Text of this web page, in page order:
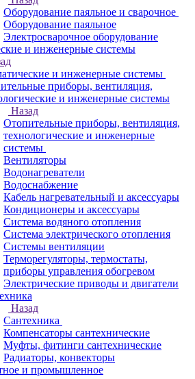
Оборудование паяльное и сварочное
Оборудование паяльное
Электросварочное оборудование
и инженерные системы
и инженерные системы
приборы, вентиляция,
и инженерные системы
Назад
Отопительные приборы, вентиляция,
технологические и инженерные
системы
Вентиляторы
Водонагреватели
Водоснабжение
Кабель нагревательный и аксессуары
Кондиционеры и аксессуары
Система водяного отопления
Система электрического отопления
Системы вентиляции
Терморегуляторы, термостаты,
приборы управления обогревом
Электрические приводы и двигатели
Назад
Сантехника
Компенсаторы сантехнические
Муфты, фитинги сантехнические
Радиаторы, конвекторы
и промышленное